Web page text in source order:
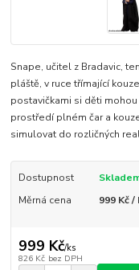
Snape, učitel z Bradavic,
pláště, v ruce třímající
postavičkami si děti
prostředí plném čar a
simulovat do rozličných
Dostupnost
Měrná cena
999 Kč /
999 Kč/ks
826 Kč bez DPH